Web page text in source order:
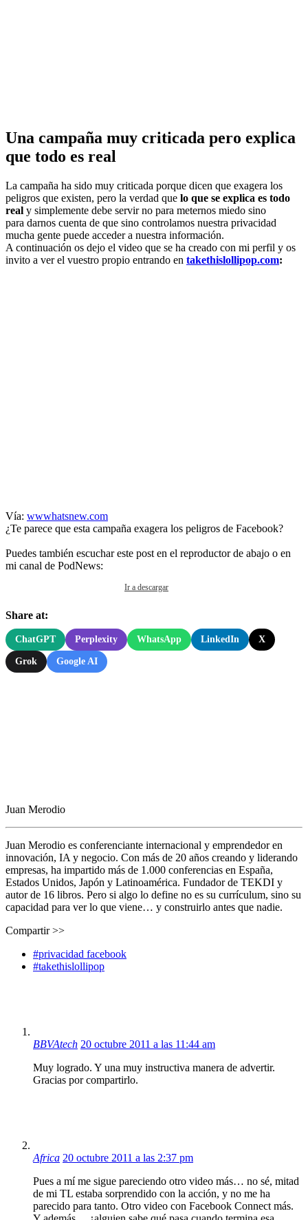
Una campaña muy criticada pero explica
que todo es real
La campaña ha sido muy criticada porque dicen que exagera los
peligros que existen, pero la verdad que lo que se explica es todo
real y simplemente debe servir no para meternos miedo sino
para darnos cuenta de que sino controlamos nuestra privacidad
mucha gente puede acceder a nuestra información.
A continuación os dejo el video que se ha creado con mi perfil y os
invito a ver el vuestro propio entrando en takethislollipop.com:
Vía: wwwhatsnew.com
¿Te parece que esta campaña exagera los peligros de Facebook?
Puedes también escuchar este post en el reproductor de abajo o en
mi canal de PodNews:
Ir a descargar
Share at:
ChatGPT Perplexity WhatsApp LinkedIn X
Grok Google AI
Juan Merodio
Juan Merodio es conferenciante internacional y emprendedor en
innovación, IA y negocio. Con más de 20 años creando y liderando
empresas, ha impartido más de 1.000 conferencias en España,
Estados Unidos, Japón y Latinoamérica. Fundador de TEKDI y
autor de 16 libros. Pero si algo lo define no es su currículum, sino su
capacidad para ver lo que viene… y construirlo antes que nadie.
Compartir >>
#privacidad facebook
#takethislollipop
BBVAtech 20 octubre 2011 a las 11:44 am
Muy logrado. Y una muy instructiva manera de advertir.
Gracias por compartirlo.
Africa 20 octubre 2011 a las 2:37 pm
Pues a mí me sigue pareciendo otro video más… no sé, mitad
de mi TL estaba sorprendido con la acción, y no me ha
parecido para tanto. Otro video con Facebook Connect más.